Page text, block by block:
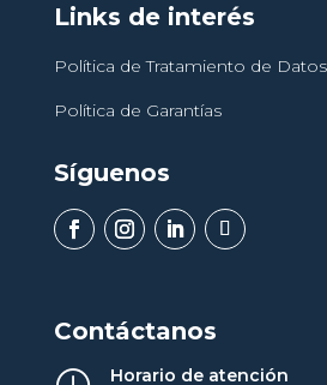
Links de interés
Política de Tratamiento de
Política de Garantías
Síguenos
Contáctanos
Horario de atención